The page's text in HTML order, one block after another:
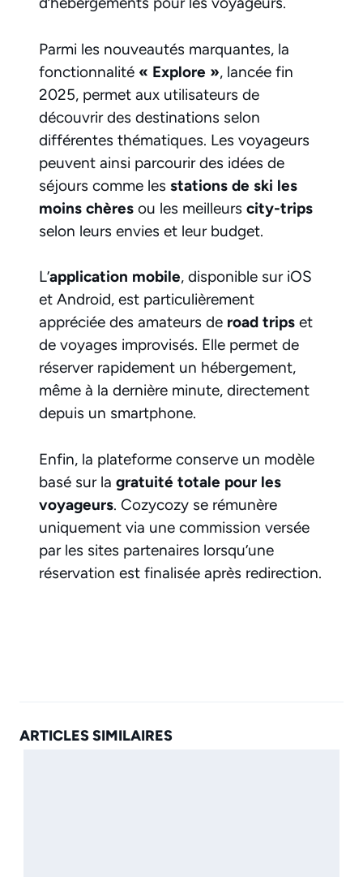
Parmi les nouveautés marquantes, la
fonctionnalité « Explore », lancée fin
2025, permet aux utilisateurs de
découvrir des destinations selon
différentes thématiques. Les voyageurs
peuvent ainsi parcourir des idées de
séjours comme les stations de ski les
moins chères ou les meilleurs city-trips
selon leurs envies et leur budget.
L’application mobile, disponible sur iOS
et Android, est particulièrement
appréciée des amateurs de road trips et
de voyages improvisés. Elle permet de
réserver rapidement un hébergement,
même à la dernière minute, directement
depuis un smartphone.
Enfin, la plateforme conserve un modèle
basé sur la gratuité totale pour les
voyageurs. Cozycozy se rémunère
uniquement via une commission versée
par les sites partenaires lorsqu’une
réservation est finalisée après redirection.
ARTICLES SIMILAIRES